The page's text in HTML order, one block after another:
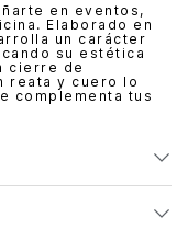
en eventos,
Elaborado en
un carácter
su estética
cierre de
reata y cuero lo
complementa tus